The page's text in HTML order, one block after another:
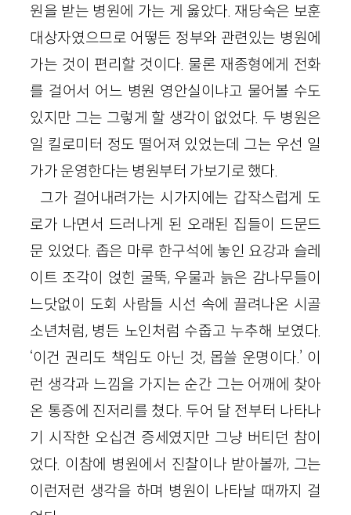
원을 받는 병원에 가는 게 옳았다. 재당숙은 보훈
대상자였으므로 어떻든 정부와 관련있는 병원에
가는 것이 편리할 것이다. 물론 재종형에게 전화
를 걸어서 어느 병원 영안실이냐고 물어볼 수도
있지만 그는 그렇게 할 생각이 없었다. 두 병원은
일 킬로미터 정도 떨어져 있었는데 그는 우선 일
가가 운영한다는 병원부터 가보기로 했다.
그가 걸어내려가는 시가지에는 갑작스럽게 도
로가 나면서 드러나게 된 오래된 집들이 드문드
문 있었다. 좁은 마루 한구석에 놓인 요강과 슬레
이트 조각이 얹힌 굴뚝, 우물과 늙은 감나무들이
느닷없이 도회 사람들 시선 속에 끌려나온 시골
소년처럼, 병든 노인처럼 수줍고 누추해 보였다.
‘이건 권리도 책임도 아닌 것, 몹쓸 운명이다.’ 이
런 생각과 느낌을 가지는 순간 그는 어깨에 찾아
온 통증에 진저리를 쳤다. 두어 달 전부터 나타나
기 시작한 오십견 증세였지만 그냥 버티던 참이
었다. 이참에 병원에서 진찰이나 받아볼까, 그는
이런저런 생각을 하며 병원이 나타날 때까지 걸